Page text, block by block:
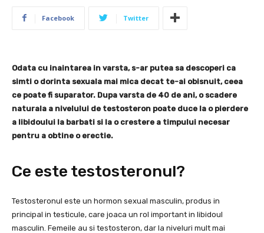
Facebook Twitter
Odata cu inaintarea in varsta, s-ar putea sa descoperi ca
simti o dorinta sexuala mai mica decat te-ai obisnuit, ceea
ce poate fi suparator. Dupa varsta de 40 de ani, o scadere
naturala a nivelului de testosteron poate duce la o pierdere
a libidoului la barbati si la o crestere a timpului necesar
pentru a obtine o erectie.
Ce este testosteronul?
Testosteronul este un hormon sexual masculin, produs in
principal in testicule, care joaca un rol important in libidoul
masculin. Femeile au si testosteron, dar la niveluri mult mai